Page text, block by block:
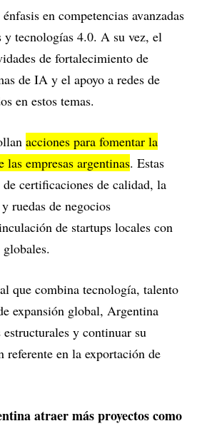
en competencias avanzadas
y tecnologías 4.0. A su vez, el
de fortalecimiento de
de IA y el apoyo a redes de
en estos temas.
acciones para fomentar la
empresas argentinas. Estas
certificaciones de calidad, la
ruedas de negocios
de startups locales con
que combina tecnología, talento
expansión global, Argentina
estructurales y continuar su
referente en la exportación de
atraer más proyectos como